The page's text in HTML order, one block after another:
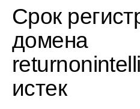
Срок
домена
истек